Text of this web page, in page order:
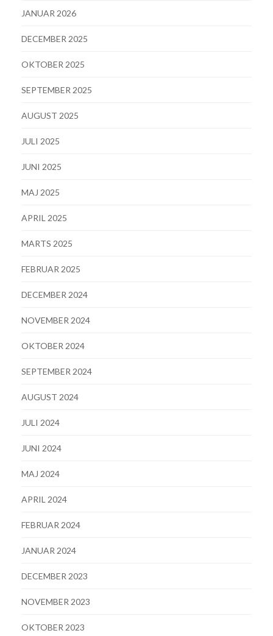
JANUAR 2026
DECEMBER 2025
OKTOBER 2025
SEPTEMBER 2025
AUGUST 2025
JULI 2025
JUNI 2025
MAJ 2025
APRIL 2025
MARTS 2025
FEBRUAR 2025
DECEMBER 2024
NOVEMBER 2024
OKTOBER 2024
SEPTEMBER 2024
AUGUST 2024
JULI 2024
JUNI 2024
MAJ 2024
APRIL 2024
FEBRUAR 2024
JANUAR 2024
DECEMBER 2023
NOVEMBER 2023
OKTOBER 2023